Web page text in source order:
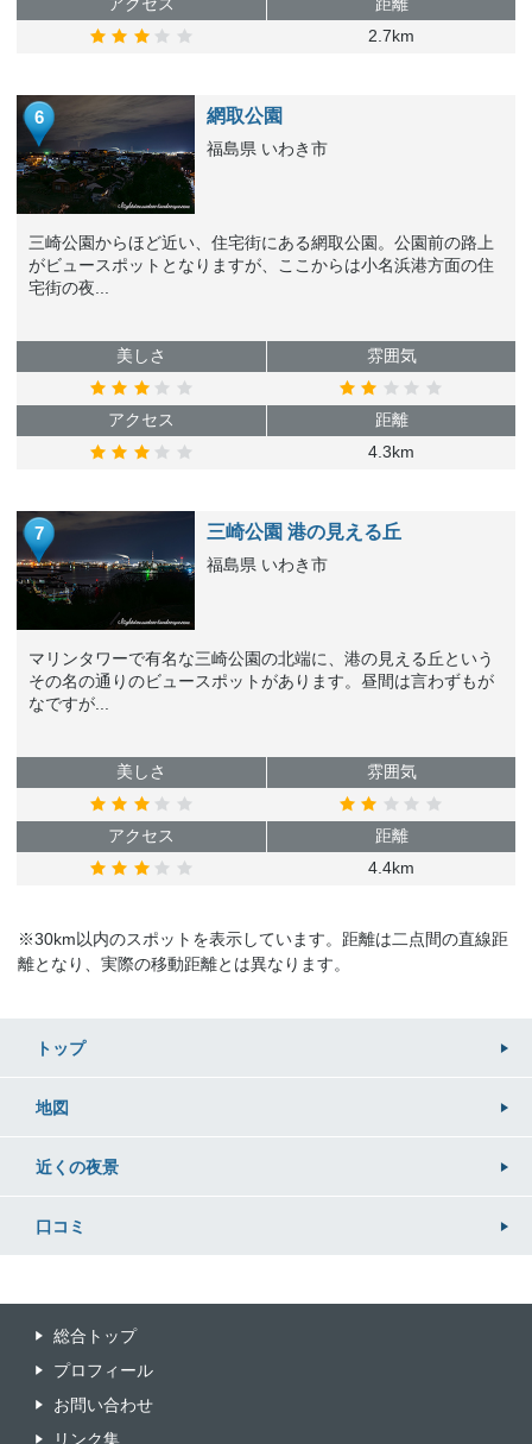
2.7km
6 網取公園
福島県 いわき市
三崎公園からほど近い、住宅街にある網取公園。公園前の路上
がビュースポットとなりますが、ここからは小名浜港方面の住
宅街の夜...
美しさ 雰囲気
アクセス
距離
4.3km
7 三崎公園 港の見える丘
福島県 いわき市
マリンタワーで有名な三崎公園の北端に、港の見える丘という
その名の通りのビュースポットがあります。昼間は言わずもが
なですが...
美しさ 雰囲気
アクセス
距離
4.4km
※30km以内のスポットを表示しています。距離は二点間の直線距
離となり、実際の移動距離とは異なります。
トップ
地図
近くの夜景
口コミ
総合トップ
プロフィール
お問い合わせ
リンク集